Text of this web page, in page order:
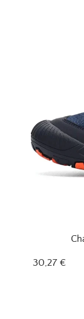
30,27 €